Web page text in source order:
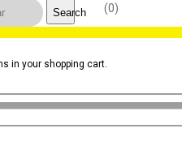
0
Search
in your shopping cart.